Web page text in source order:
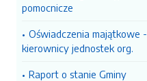
pomocnicze
Oświadczenia majątkowe -
kierownicy jednostek org.
Raport o stanie Gminy